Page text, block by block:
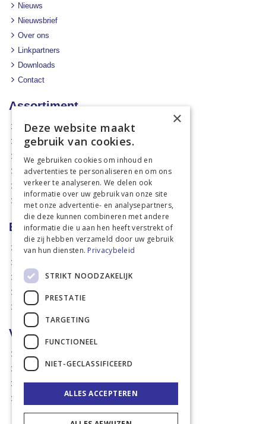
Nieuws
Nieuwsbrief
Over ons
Linkpartners
Downloads
Contact
Assortiment
Aanbiedingen
Mechanisatie
Stal & Erf
Weidetechniek
Dierbenodigdheden
Actiefolders
Betalen en verzenden
Hoe bestellen?
Afhaalmogelijkheden
Verzendkosten
Retouren
Voorwaarden
Privacy policy & Cookies
Algemene voorwaarden
Garantie en klachten
×
Deze website maakt
gebruik van cookies.
We gebruiken cookies om inhoud en
advertenties te personaliseren en om ons
verkeer te analyseren. We delen ook
informatie over uw gebruik van onze site
met onze advertentie- en analysepartners,
die deze kunnen combineren met andere
informatie die u aan hen heeft verstrekt of
die zij hebben verzameld door uw gebruik
van hun diensten. Privacybeleid
STRIKT NOODZAKELIJK
PRESTATIE
TARGETING
FUNCTIONEEL
NIET-GECLASSIFICEERD
ALLES ACCEPTEREN